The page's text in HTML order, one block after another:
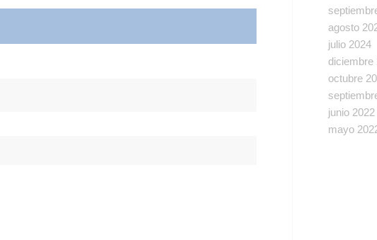
agosto
julio 2024
diciembre
octubre
junio 2022
mayo